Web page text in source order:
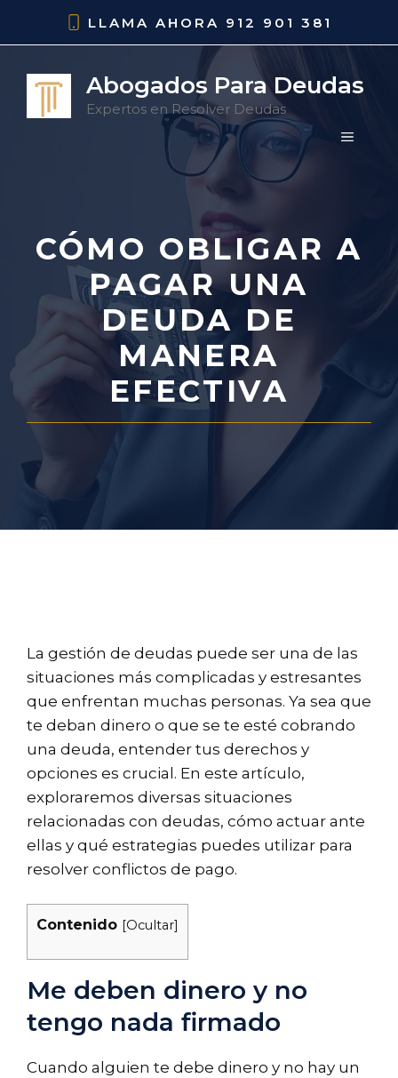
LLAMA AHORA 912 901 381
Abogados Para Deudas
Expertos en Resolver Deudas
MENÚ
CÓMO OBLIGAR A
PAGAR UNA
DEUDA DE
MANERA
EFECTIVA
La gestión de deudas puede ser una de las
situaciones más complicadas y estresantes
que enfrentan muchas personas. Ya sea que
te deban dinero o que se te esté cobrando
una deuda, entender tus derechos y
opciones es crucial. En este artículo,
exploraremos diversas situaciones
relacionadas con deudas, cómo actuar ante
ellas y qué estrategias puedes utilizar para
resolver conflictos de pago.
Contenido [Ocultar]
Me deben dinero y no
tengo nada firmado
Cuando alguien te debe dinero y no hay un